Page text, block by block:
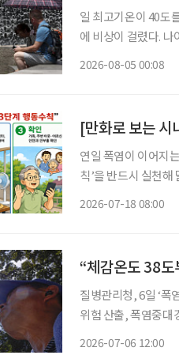
일 최고기온이 40도
에 비상이 걸렸다.
2026-08-05 00:08
[만화로 보는 시
연일 폭염이 이어지
칙’을 반드시 실천
2026-07-18 08:00
“체감온도 38도
질병관리청, 6일 ‘폭
위험 산출, 폭염중대경보 시 사망위험
2026-07-06 12:00